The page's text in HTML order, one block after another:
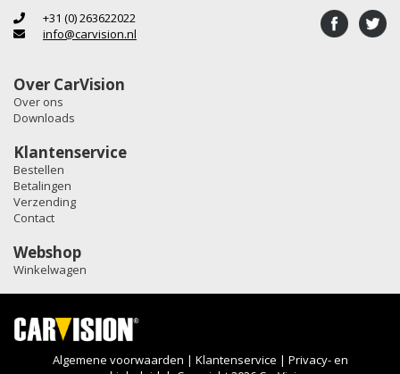
+31 (0) 263622022
info@carvision.nl
Over CarVision
Over ons
Downloads
Klantenservice
Bestellen
Betalingen
Verzending
Contact
Webshop
Winkelwagen
Algemene voorwaarden | Klantenservice | Privacy- en